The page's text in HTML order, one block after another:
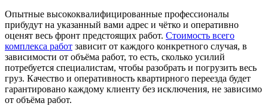
Опытные высококвалифицированные профессионалы
прибудут на указанный вами адрес и чётко и оперативно
оценят весь фронт предстоящих работ. Стоимость всего
комплекса работ зависит от каждого конкретного случая, в
зависимости от объёма работ, то есть, сколько усилий
потребуется специалистам, чтобы разобрать и погрузить весь
груз. Качество и оперативность квартирного переезда будет
гарантировано каждому клиенту без исключения, не зависимо
от объёма работ.